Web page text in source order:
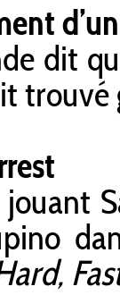
dit
trouvé
jouant